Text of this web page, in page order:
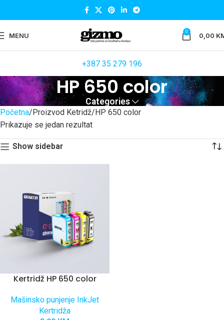
MENU 0 0,00
+387 35 279 196
HP 650 color
Categories
Početna Proizvod Ketridž HP 650 color
Prikazuje se jedan rezultat
Show sidebar
Kertridž HP 650 color
Mašinsko punjenje InkJet
Kertridža